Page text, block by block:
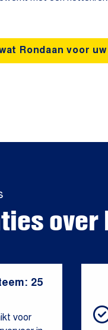
Rondaan voor
25
voor